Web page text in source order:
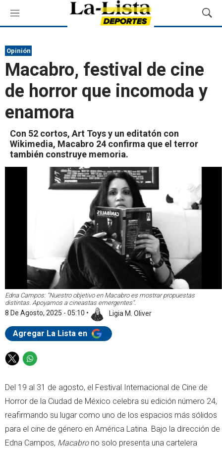
M
e
ú
M
o
B
Opinión
Macabro, festival de cine
de horror que incomoda y
enamora
Con 52 cortos, Art Toys y un editatón con
Wikimedia, Macabro 24 confirma que el terror
también construye memoria.
Edna Campos: “Nuestro objetivo en Macabro es mostrar propuestas
distintas. Apoyamos a cineastas emergentes”.
8 De Agosto, 2025 - 05:10 • Ligia M. Oliver
Agregar La Lista en
T
i
t
e
r
W
a
s
a
p
Del 19 al 31 de agosto, el Festival Internacional de Cine de
Horror de la Ciudad de México celebra su edición número 24,
reafirmando su lugar como uno de los espacios más sólidos
para el cine de género en América Latina. Bajo la dirección de
Edna Campos, Macabrono solo presenta una cartelera